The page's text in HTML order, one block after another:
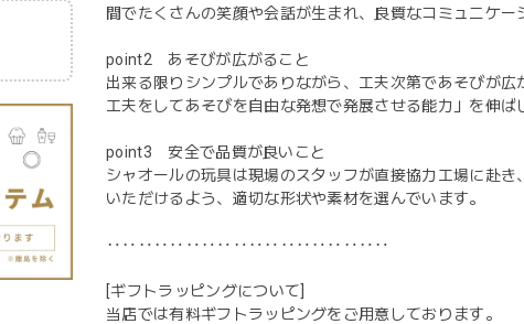
間でたくさんの笑顔や会話が生まれ、良質なコミュニケ
point2 あそびが広がること
出来る限りシンプルでありながら、工夫次第であそびが
工夫をしてあそびを自由な発想で発展させる能力」を伸ば
point3 安全で品質が良いこと
シャオールの玩具は現場のスタッフが直接協力工場に赴
いただけるよう、適切な形状や素材を選んでいます。
‥‥‥‥‥‥‥‥‥‥‥‥‥‥‥‥‥‥
[ギフトラッピングについて]
当店では有料ギフトラッピングをご用意しております。